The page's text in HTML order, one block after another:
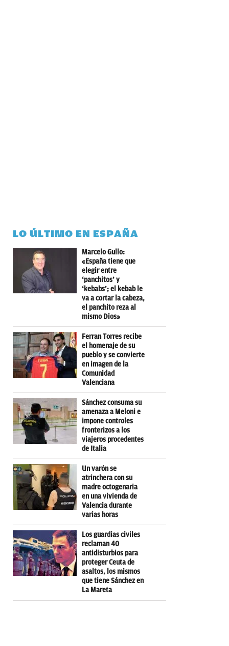
LO ÚLTIMO EN ESPAÑA
Marcelo Gullo:
«España tiene que
elegir entre
‘panchitos’ y
‘kebabs’; el kebab le
va a cortar la cabeza,
el panchito reza al
mismo Dios»
Ferran Torres recibe
el homenaje de su
pueblo y se convierte
en imagen de la
Comunidad
Valenciana
Sánchez consuma su
amenaza a Meloni e
impone controles
fronterizos a los
viajeros procedentes
de Italia
Un varón se
atrinchera con su
madre octogenaria
en una vivienda de
Valencia durante
varias horas
Los guardias civiles
reclaman 40
antidisturbios para
proteger Ceuta de
asaltos, los mismos
que tiene Sánchez en
La Mareta